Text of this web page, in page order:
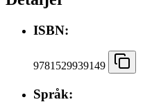
ISBN:
9781529939149
Språk: